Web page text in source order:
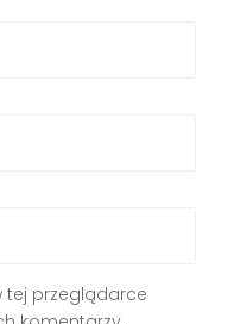
przeglądarce